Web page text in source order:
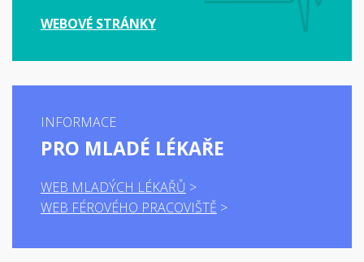
WEBOVÉ STRÁNKY
INFORMACE
PRO MLADÉ LÉKAŘE
WEB MLADÝCH LÉKAŘŮ
WEB FÉROVÉHO PRACOVIŠTĚ